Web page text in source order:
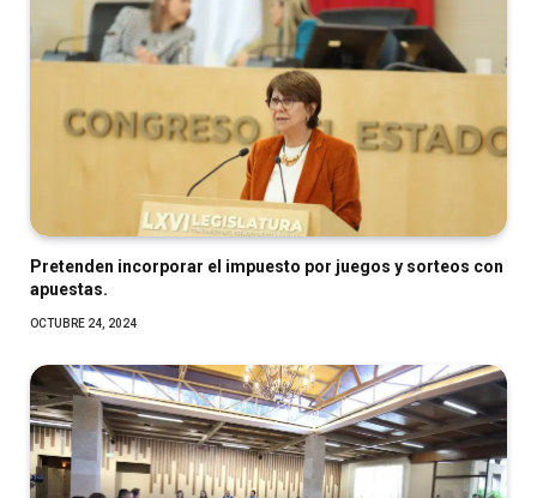
Pretenden incorporar el impuesto por juegos y sorteos con
apuestas.
OCTUBRE 24, 2024